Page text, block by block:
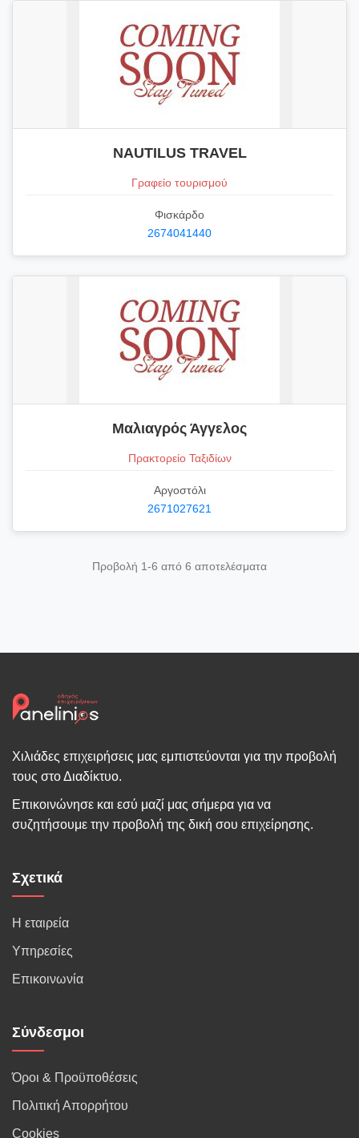
NAUTILUS TRAVEL
Γραφείο τουρισμού
Φισκάρδο
2674041440
Μαλιαγρός Άγγελος
Πρακτορείο Ταξιδίων
Αργοστόλι
2671027621
Προβολή 1-6 από 6 αποτελέσματα
Χιλιάδες επιχειρήσεις μας εμπιστεύονται για την προβολή
τους στο Διαδίκτυο.
Επικοινώνησε και εσύ μαζί μας σήμερα για να
συζητήσουμε την προβολή της δική σου επιχείρησης.
Σχετικά
Η εταιρεία
Υπηρεσίες
Επικοινωνία
Σύνδεσμοι
Όροι & Προϋποθέσεις
Πολιτική Απορρήτου
Cookies